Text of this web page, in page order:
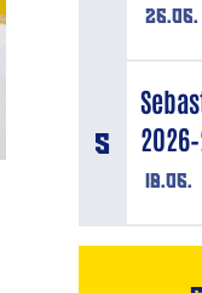
26.06.
18.06.